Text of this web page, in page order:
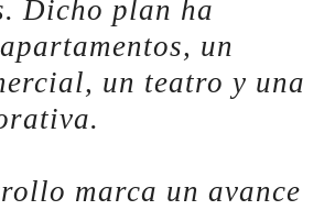
Dicho plan ha
un
un teatro y una
marca un avance